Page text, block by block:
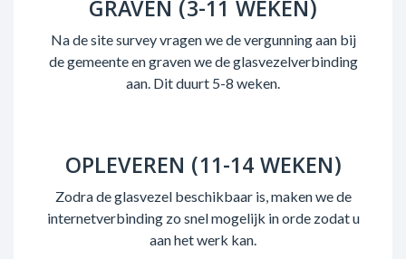
GRAVEN (3-11 WEKEN)
Na de site survey vragen we de vergunning aan bij
de gemeente en graven we de glasvezelverbinding
aan. Dit duurt 5-8 weken.
OPLEVEREN (11-14 WEKEN)
Zodra de glasvezel beschikbaar is, maken we de
internetverbinding zo snel mogelijk in orde zodat u
aan het werk kan.